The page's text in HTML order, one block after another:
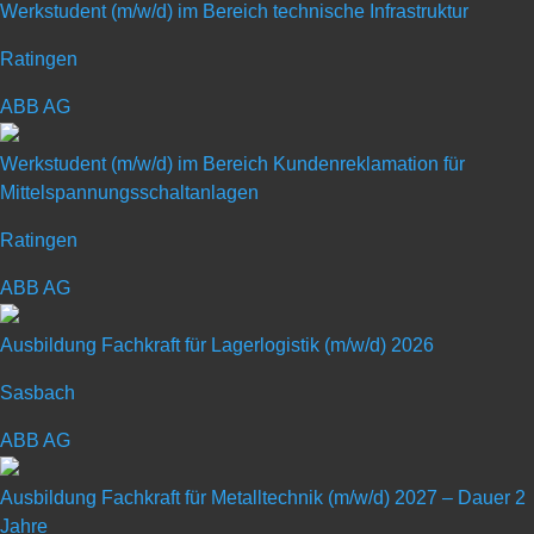
Werkstudent (m/w/d) im Bereich technische Infrastruktur
Ratingen
ABB AG
Werkstudent (m/w/d) im Bereich Kundenreklamation für
Mittelspannungsschaltanlagen
Ratingen
ABB AG
Ausbildung Fachkraft für Lagerlogistik (m/w/d) 2026
Sasbach
ABB AG
Ausbildung Fachkraft für Metalltechnik (m/w/d) 2027 – Dauer 2
Jahre
arbeitern. Wir planen, entwickeln und ver­treiben seit über40 Jahren
integrierte Wiege­technik, ein­schließ­lich Software und Daten­über­
tragungs­systeme, von hohem Nutzen und hoher Zuver­lässig­keit für
die welt­weiten Märkte der Gewinnungs-, Ent­sorgungs- und
Recycling­industrie. Durch unseren hohen Anspruch an Inno­vation,
Wiege­technik.
Schülerpraktikum mit
Schwerpunkt
„Informationstechnologie“